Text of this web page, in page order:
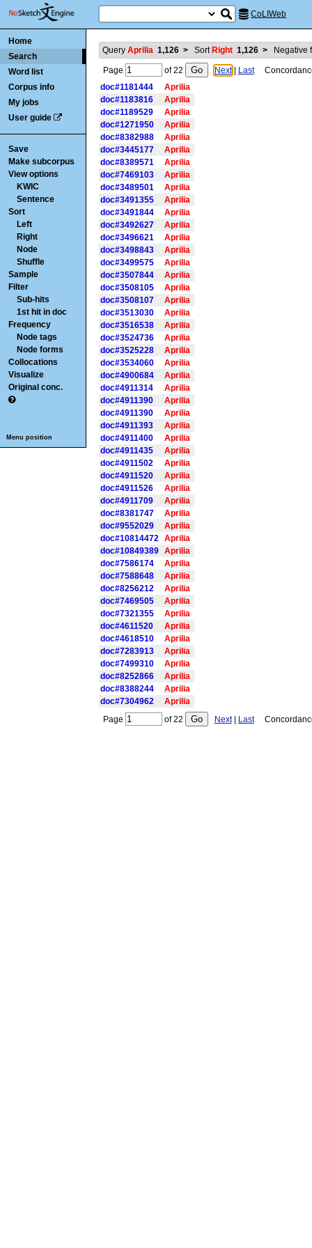
CoLIWeb
Home
Search
Word list
Corpus info
My jobs
User guide
Save
Make subcorpus
View options
KWIC
Sentence
Sort
Left
Right
Node
Shuffle
Sample
Filter
Sub-hits
1st hit in doc
Frequency
Node tags
Node forms
Collocations
Visualize
Original conc.
Menu position
Query Aprilia 1,126 > Sort Right 1,126 > Negative
Page of22 Next| Last
doc#1181444
Aprilia
doc#1183816
Aprilia
doc#1189529
Aprilia
doc#1271950
Aprilia
doc#8382988
Aprilia
doc#3445177
Aprilia
doc#8389571
Aprilia
doc#7469103
Aprilia
doc#3489501
Aprilia
doc#3491355
Aprilia
doc#3491844
Aprilia
doc#3492627
Aprilia
doc#3496621
Aprilia
doc#3498843
Aprilia
doc#3499575
Aprilia
doc#3507844
Aprilia
doc#3508105
Aprilia
doc#3508107
Aprilia
doc#3513030
Aprilia
doc#3516538
Aprilia
doc#3524736
Aprilia
doc#3525228
Aprilia
doc#3534060
Aprilia
doc#4900684
Aprilia
doc#4911314
Aprilia
doc#4911390
Aprilia
doc#4911390
Aprilia
doc#4911393
Aprilia
doc#4911400
Aprilia
doc#4911435
Aprilia
doc#4911502
Aprilia
doc#4911520
Aprilia
doc#4911526
Aprilia
doc#4911709
Aprilia
doc#8381747
Aprilia
doc#9552029
Aprilia
doc#10814472
Aprilia
doc#10849389
Aprilia
doc#7586174
Aprilia
doc#7588648
Aprilia
doc#8256212
Aprilia
doc#7469505
Aprilia
doc#7321355
Aprilia
doc#4611520
Aprilia
doc#4618510
Aprilia
doc#7283913
Aprilia
doc#7499310
Aprilia
doc#8252866
Aprilia
doc#8388244
Aprilia
doc#7304962
Aprilia
Page
of22 Next| Last